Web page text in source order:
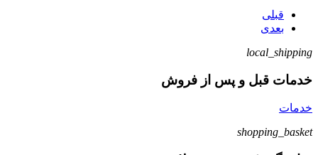
قبلی
بعدی
local_shipping
خدمات قبل و پس از فروش
خدمات
shopping_basket